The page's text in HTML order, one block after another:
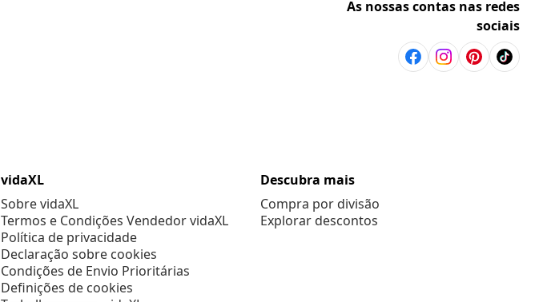
As nossas contas nas redes
sociais
vidaXL
Sobre vidaXL
Termos e Condições Vendedor vidaXL
Política de privacidade
Declaração sobre cookies
Condições de Envio Prioritárias
Definições de cookies
Descubra mais
Compra por divisão
Explorar descontos